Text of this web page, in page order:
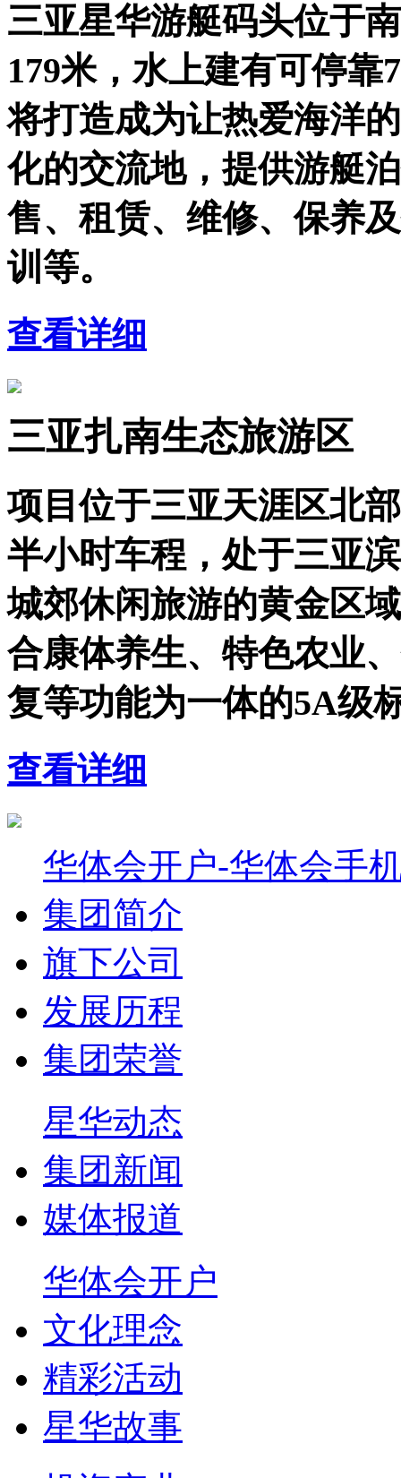
三亚星华游艇码头位于
179米，水上建有可停
将打造成为让热爱海洋
化的交流地，提供游艇
售、租赁、维修、保养
训等。
查看详细
三亚扎南生态旅游区
项目位于三亚天涯区北
半小时车程，处于三亚
城郊休闲旅游的黄金区
合康体养生、特色农业
复等功能为一体的5A级
查看详细
华体会开户-华体会手
集团简介
旗下公司
发展历程
集团荣誉
星华动态
集团新闻
媒体报道
华体会开户
文化理念
精彩活动
星华故事